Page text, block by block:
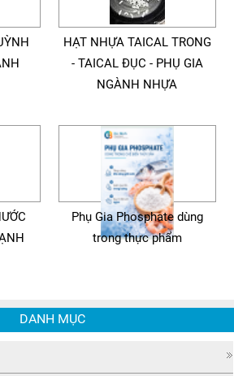
HẠT NHỰA TAICAL TRONG
- TAICAL ĐỤC - PHỤ GIA
NGÀNH NHỰA
Phụ Gia Phosphate dùng
trong thực phẩm
DANH MỤC